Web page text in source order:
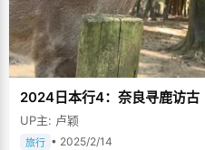
2024日本行4：奈良寻鹿访古
UP主: 卢颖
旅行 • 2025/2/14